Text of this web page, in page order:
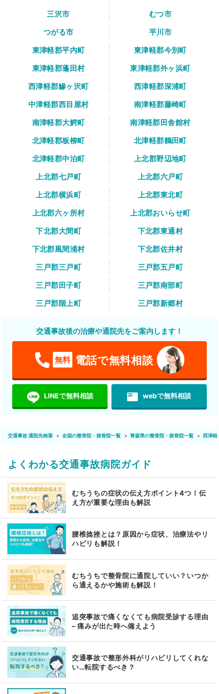
三沢市
むつ市
つがる市
平川市
東津軽郡平内町
東津軽郡今別町
東津軽郡蓬田村
東津軽郡外ヶ浜町
西津軽郡鰺ヶ沢町
西津軽郡深浦町
中津軽郡西目屋村
南津軽郡藤崎町
南津軽郡大鰐町
南津軽郡田舎館村
北津軽郡板柳町
北津軽郡鶴田町
北津軽郡中泊町
上北郡野辺地町
上北郡七戸町
上北郡六戸町
上北郡横浜町
上北郡東北町
上北郡六ヶ所村
上北郡おいらせ町
下北郡大間町
下北郡東通村
下北郡風間浦村
下北郡佐井村
三戸郡三戸町
三戸郡五戸町
三戸郡田子町
三戸郡南部町
三戸郡階上町
三戸郡新郷村
交通事故後の治療や通院先をご案内します！
無料 電話で無料相談
LINEで無料相談 featured_play_list webで無料相談
交通事故 通院先検索 全国の整骨院・接骨院一覧 青森県の整骨院・接骨院一覧 西津軽
よくわかる交通事故病院ガイド
むちうちの症状の伝え方ポイント4つ！伝
え方が重要な理由も解説
腰椎捻挫とは？原因から症状、治療法やリ
ハビリも解説！
むちうちで整骨院に通院していい？いつか
ら通えるかや施術も解説！
追突事故で痛くなくても病院受診する理由
– 痛みが出た時へ備えよう
交通事故で整形外科がリハビリしてくれな
い…転院するべき？